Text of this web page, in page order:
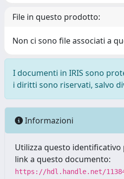
File in questo prodotto:
Non ci sono file associati a
I documenti in IRIS sono
i diritti sono riservati, salvo
Informazioni
Utilizza questo
link a questo documento:
https://hdl.handle.net/